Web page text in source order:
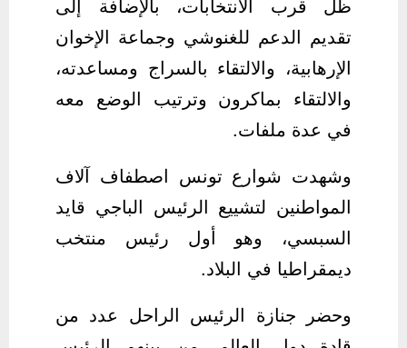
تقديم الدعم للغنوشي وجماعة الإخوان
الإرهابية، والالتقاء بالسراج ومساعدته،
والالتقاء بماكرون وترتيب الوضع معه
في عدة ملفات.
وشهدت شوارع تونس اصطفاف آلاف
المواطنين لتشييع الرئيس الباجي قايد
السبسي، وهو أول رئيس منتخب
ديمقراطيا في البلاد.
وحضر جنازة الرئيس الراحل عدد من